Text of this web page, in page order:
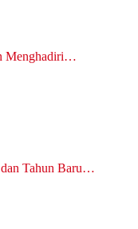
Menghadiri…
Tahun Baru…